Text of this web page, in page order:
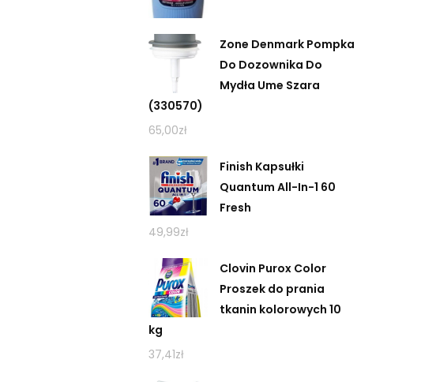
Zone Denmark Pompka
Do Dozownika Do
Mydła Ume Szara
(330570)
65,00zł
Finish Kapsułki
Quantum All-In-1 60
Fresh
49,99zł
Clovin Purox Color
Proszek do prania
tkanin kolorowych 10
kg
37,41zł